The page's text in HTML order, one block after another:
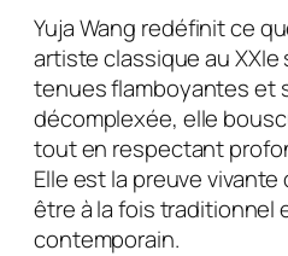
Yuja Wang redéfinit ce
artiste classique au XXIe
tenues flamboyantes et
décomplexée, elle
tout en respectant
Elle est la preuve
être à la fois traditionnel
contemporain.